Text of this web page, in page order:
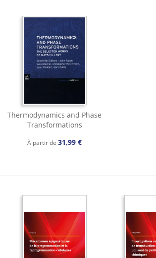
Thermodynamics and Phase
Transformations
À partir de 31,99 €